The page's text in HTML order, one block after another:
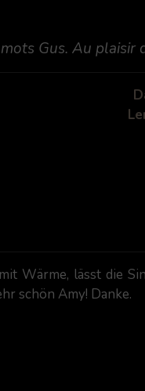
mots Gus. Au
Wärme, lässt die
schön Amy! Danke.